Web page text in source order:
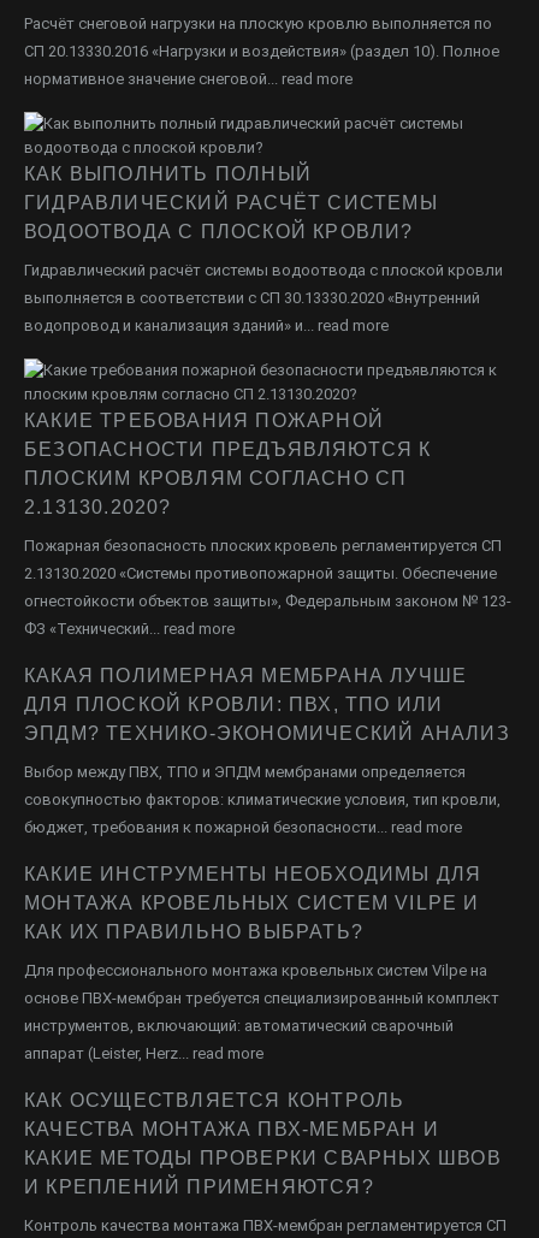
Расчёт снеговой нагрузки на плоскую кровлю выполняется по
СП 20.13330.2016 «Нагрузки и воздействия» (раздел 10). Полное
нормативное значение снеговой... read more
КАК ВЫПОЛНИТЬ ПОЛНЫЙ
ГИДРАВЛИЧЕСКИЙ РАСЧЁТ СИСТЕМЫ
ВОДООТВОДА С ПЛОСКОЙ КРОВЛИ?
Гидравлический расчёт системы водоотвода с плоской кровли
выполняется в соответствии с СП 30.13330.2020 «Внутренний
водопровод и канализация зданий» и... read more
КАКИЕ ТРЕБОВАНИЯ ПОЖАРНОЙ
БЕЗОПАСНОСТИ ПРЕДЪЯВЛЯЮТСЯ К
ПЛОСКИМ КРОВЛЯМ СОГЛАСНО СП
2.13130.2020?
Пожарная безопасность плоских кровель регламентируется СП
2.13130.2020 «Системы противопожарной защиты. Обеспечение
огнестойкости объектов защиты», Федеральным законом № 123-
ФЗ «Технический... read more
КАКАЯ ПОЛИМЕРНАЯ МЕМБРАНА ЛУЧШЕ
ДЛЯ ПЛОСКОЙ КРОВЛИ: ПВХ, ТПО ИЛИ
ЭПДМ? ТЕХНИКО-ЭКОНОМИЧЕСКИЙ АНАЛИЗ
Выбор между ПВХ, ТПО и ЭПДМ мембранами определяется
совокупностью факторов: климатические условия, тип кровли,
бюджет, требования к пожарной безопасности... read more
КАКИЕ ИНСТРУМЕНТЫ НЕОБХОДИМЫ ДЛЯ
МОНТАЖА КРОВЕЛЬНЫХ СИСТЕМ VILPE И
КАК ИХ ПРАВИЛЬНО ВЫБРАТЬ?
Для профессионального монтажа кровельных систем Vilpe на
основе ПВХ-мембран требуется специализированный комплект
инструментов, включающий: автоматический сварочный
аппарат (Leister, Herz... read more
КАК ОСУЩЕСТВЛЯЕТСЯ КОНТРОЛЬ
КАЧЕСТВА МОНТАЖА ПВХ-МЕМБРАН И
КАКИЕ МЕТОДЫ ПРОВЕРКИ СВАРНЫХ ШВОВ
И КРЕПЛЕНИЙ ПРИМЕНЯЮТСЯ?
Контроль качества монтажа ПВХ-мембран регламентируется СП